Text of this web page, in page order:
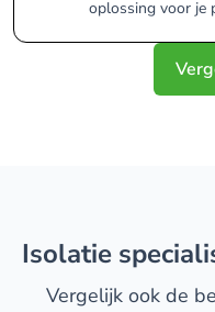
oplossing voor je
isolatie
Vergelijk ook de